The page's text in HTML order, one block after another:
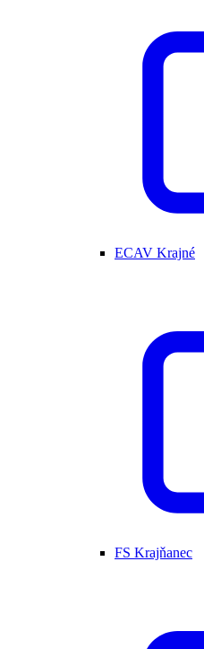
ECAV Krajné
FS Krajňanec